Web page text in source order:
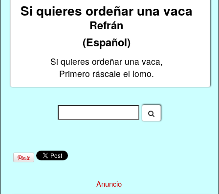
Si quieres ordeñar una vaca
Refrán
(Español)
Si quieres ordeñar una vaca,
Primero ráscale el lomo.
Anuncio